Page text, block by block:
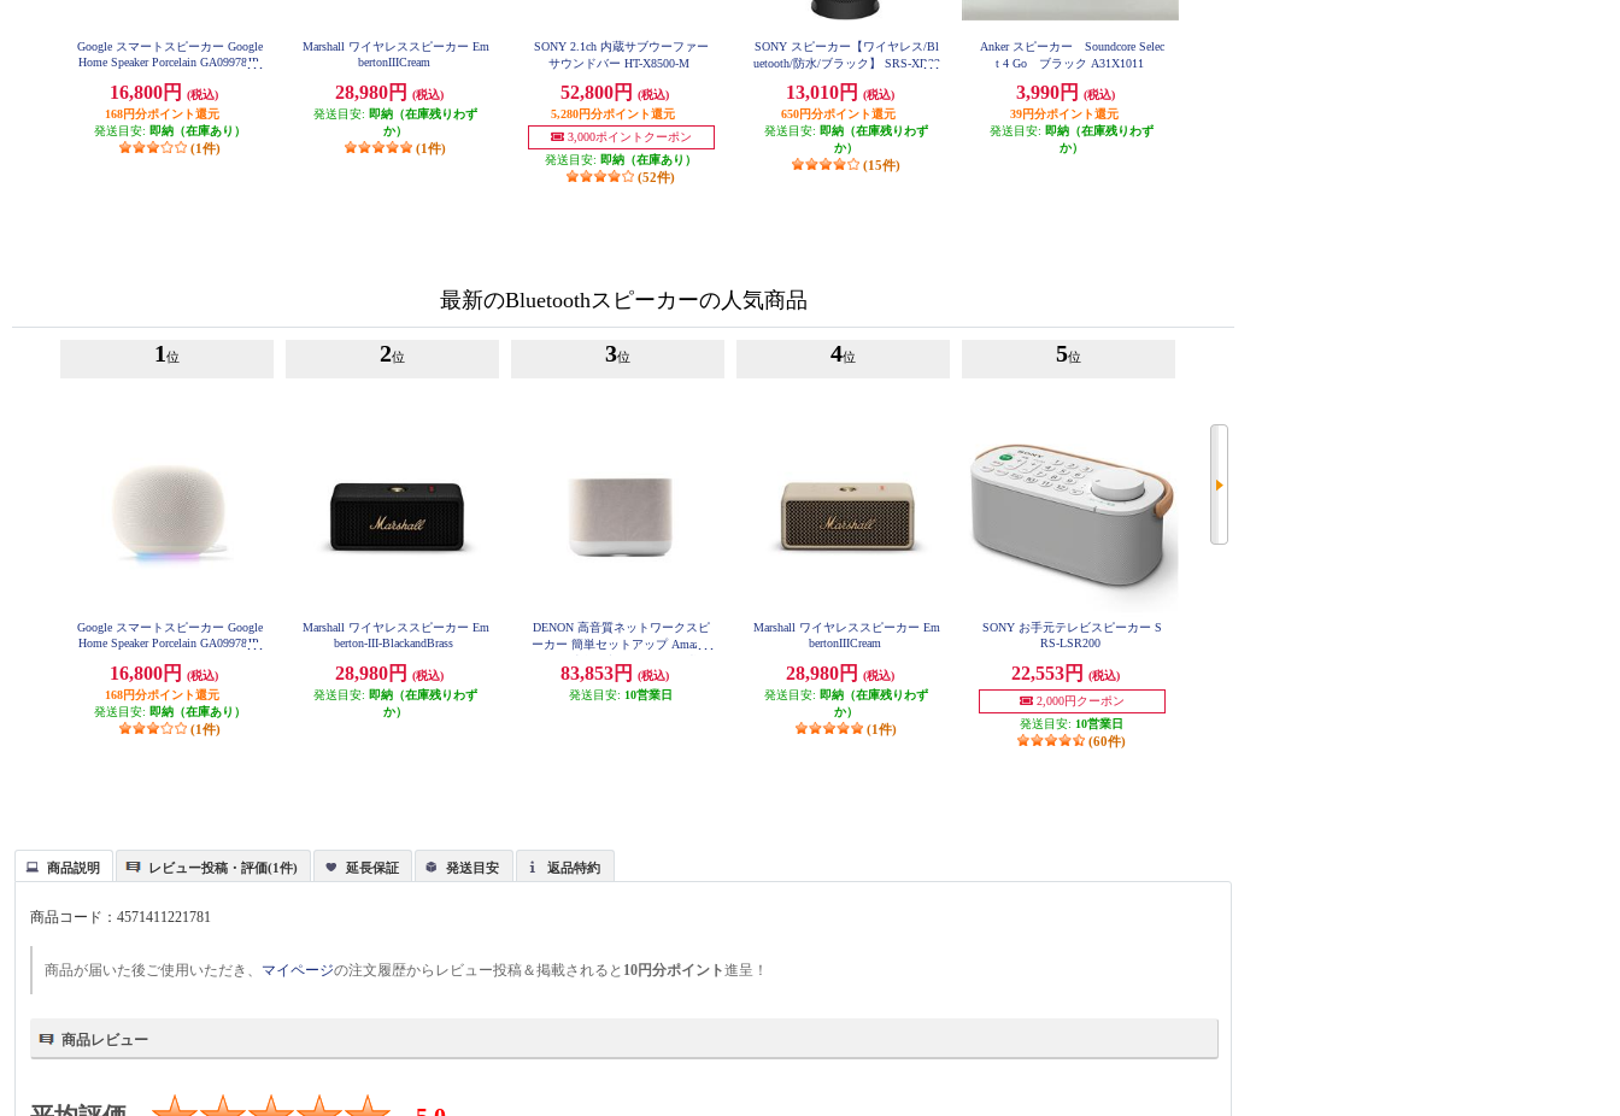
Google スマートスピーカー Google
Home Speaker Porcelain GA09978JP
16,800円
(税込)
168円分ポイント還元
発送目安: 即納（在庫あり）
(1件)
Marshall ワイヤレススピーカー Em
bertonIIICream
28,980円
(税込)
発送目安: 即納（在庫残りわず
か）
(1件)
SONY 2.1ch 内蔵サブウーファー
サウンドバー HT-X8500-M
52,800円
(税込)
5,280円分ポイント還元
3,000ポイントクーポン
発送目安: 即納（在庫あり）
(52件)
SONY スピーカー【ワイヤレス/Bl
uetooth/防水/ブラック】 SRS-XB23
13,010円
(税込)
650円分ポイント還元
発送目安: 即納（在庫残りわず
か）
(15件)
Anker スピーカー Soundcore Selec
t 4 Go ブラック A31X1011
3,990円
(税込)
39円分ポイント還元
発送目安: 即納（在庫残りわず
か）
最新のBluetoothスピーカーの人気商品
1 位
Google スマートスピーカー Google
Home Speaker Porcelain GA09978JP
16,800円
(税込)
168円分ポイント還元
発送目安: 即納（在庫あり）
(1件)
2位
Marshall ワイヤレススピーカー Em
berton-III-BlackandBrass
28,980円
(税込)
発送目安: 即納（在庫残りわず
か）
3位
DENON 高音質ネットワークスピ
ーカー 簡単セットアップ Amazon
対応 ホワイト DENONHOME400S
83,853円
(税込)
発送目安: 10営業日
4位
Marshall ワイヤレススピーカー Em
bertonIIICream
28,980円
(税込)
発送目安: 即納（在庫残りわず
か）
(1件)
5位
SONY お手元テレビスピーカー S
RS-LSR200
22,553円
(税込)
2,000円クーポン
発送目安: 10営業日
(60件)
商品説明 レビュー投稿・評価(1件) 延長保証 発送目安 返品特約
商品コード：4571411221781
商品が届いた後ご使用いただき、 マイページの注文履歴からレビュー投稿＆掲載されると 10円分ポイント進呈！
商品レビュー